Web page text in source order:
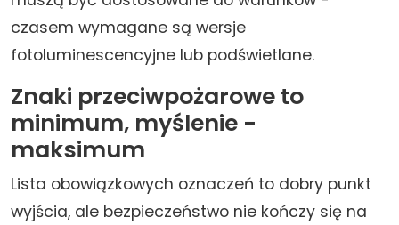
czasem wymagane są wersje
fotoluminescencyjne lub podświetlane.
Znaki przeciwpożarowe to
minimum, myślenie -
maksimum
Lista obowiązkowych oznaczeń to dobry punkt
wyjścia, ale bezpieczeństwo nie kończy się na